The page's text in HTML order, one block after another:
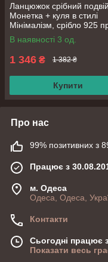
Ланцюжок срібний
Монетка + куля в стилі
Мінімалізм, срібло 925
довжина 40 + 6 см
В наявності 3 од.
1 346 ₴ 1 382 ₴
Купити
Про нас
99% позитивних з
Працює з
м. Одеса
Одеса, Одеса,
Контакти
Сьогодні працює
Показати весь